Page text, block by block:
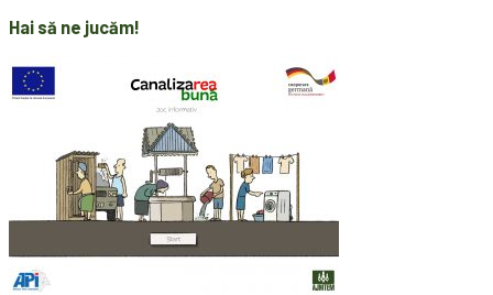
Hai să ne jucăm!